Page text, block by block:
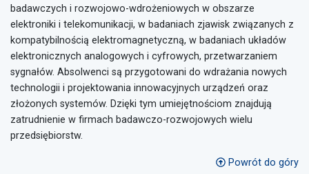
badawczych i rozwojowo-wdrożeniowych w obszarze
elektroniki i telekomunikacji, w badaniach zjawisk związanych z
kompatybilnością elektromagnetyczną, w badaniach układów
elektronicznych analogowych i cyfrowych, przetwarzaniem
sygnałów. Absolwenci są przygotowani do wdrażania nowych
technologii i projektowania innowacyjnych urządzeń oraz
złożonych systemów. Dzięki tym umiejętnościom znajdują
zatrudnienie w firmach badawczo-rozwojowych wielu
przedsiębiorstw.
Powrót do góry